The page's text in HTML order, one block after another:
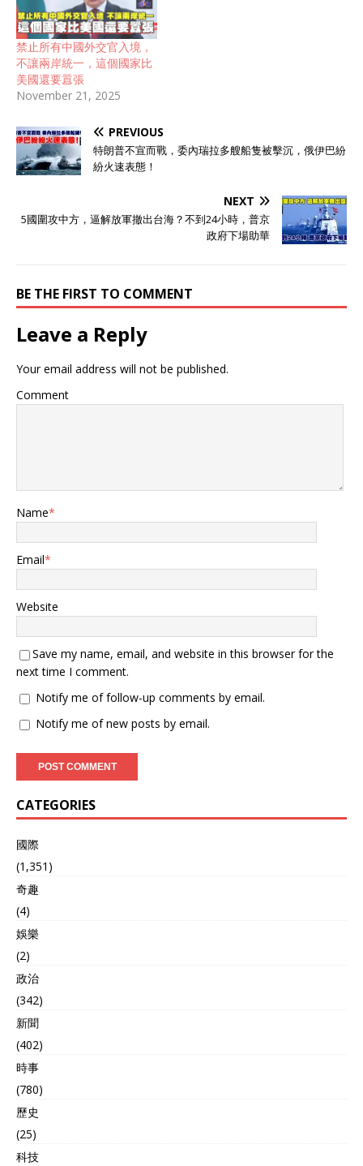
禁止所有中國外交官入境，
不讓兩岸統一，這個國家比
美國還要囂張
November 21, 2025
PREVIOUS
特朗普不宣而戰，委內瑞拉多艘船隻被擊沉，俄伊巴紛
紛火速表態！
NEXT
5國圍攻中方，逼解放軍撤出台海？不到24小時，普京
政府下場助華
BE THE FIRST TO COMMENT
Leave a Reply
Your email address will not be published.
Comment
Name*
Email*
Website
Save my name, email, and website in this browser for the
next time I comment.
Notify me of follow-up comments by email.
Notify me of new posts by email.
CATEGORIES
國際
(1,351)
奇趣
(4)
娛樂
(2)
政治
(342)
新聞
(402)
時事
(780)
歷史
(25)
科技